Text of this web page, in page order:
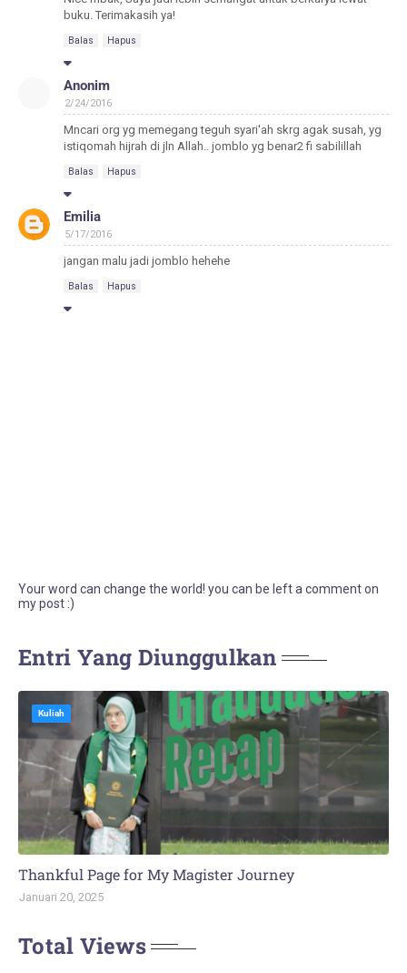
buku. Terimakasih ya!
Balas Hapus
Anonim
2/24/2016
Mncari org yg memegang teguh syari'ah skrg agak susah, yg
istiqomah hijrah di jln Allah.. jomblo yg benar2 fi sabilillah
Balas Hapus
Emilia
5/17/2016
jangan malu jadi jomblo hehehe
Balas Hapus
Your word can change the world! you can be left a comment on
my post :)
Entri Yang Diunggulkan
Kuliah
Thankful Page for My Magister Journey
Januari 20, 2025
Total Views